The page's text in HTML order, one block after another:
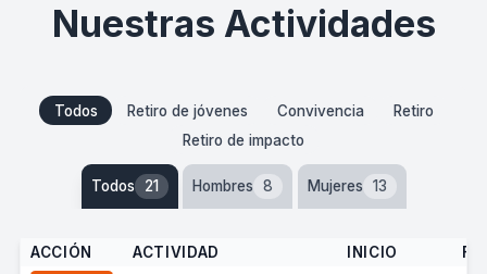
Nuestras Actividades
Todos Retiro de jóvenes Convivencia
Retiro
Retiro de impacto
Todos 21 Hombres 8 Mujeres 13
ACCIÓN ACTIVIDAD INICIO